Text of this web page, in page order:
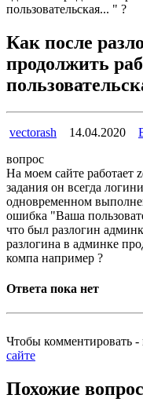
пользовательская... " ?
Как после
продолжить
vectorash 14.04.2020
вопрос
На моем сайте работает
задания он всегда
одновременном
ошибка "Ваша
что был разлогин
разлогина в админке
компа например ?
Ответа пока нет
Чтобы комментировать -
сайте
Похожие